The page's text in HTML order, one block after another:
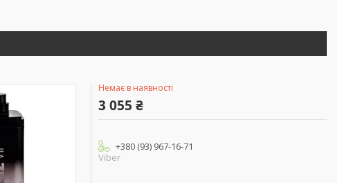
Немає в наявності
3 055 ₴
+380 (93) 967-16-71
Viber